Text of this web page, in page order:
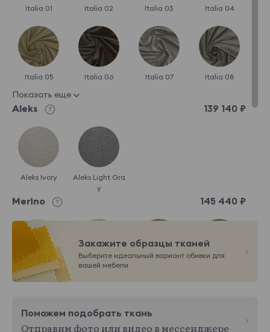
Italia 01 Italia 02 Italia 03 Italia 04
Italia 05 Italia 06 Italia 07 Italia 08
Показать еще
Aleks 139 140 ₽
Aleks Ivory
Aleks Light Gra
y
Merino 145 440 ₽
Merino 001 Merino 002
Закажите образцы тканей
Выберите идеальный вариант обивки для
вашей мебели
Поможем подобрать ткань
Отправим фото или видео в мессенджере